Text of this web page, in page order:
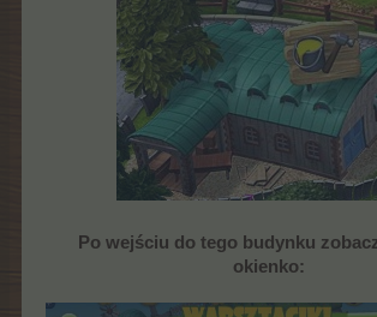
Po wejściu do tego budynku
okienko: